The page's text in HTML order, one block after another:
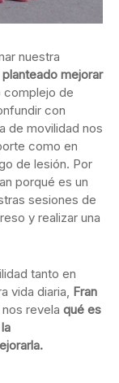
nuestra
mejorar
complejo de
con
de movilidad nos
como en
de lesión. Por
porqué es un
sesiones de
y realizar una
tanto en
vida diaria, Fran
nos revela qué es